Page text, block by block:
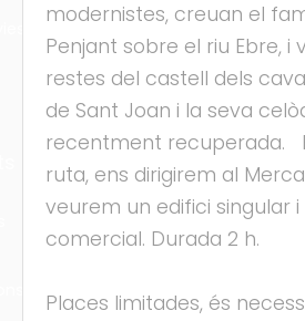
modernistes, creuan el
Penjant sobre el riu Ebre, i
restes del castell dels
de Sant Joan i la seva
recentment recuperada.
ruta, ens dirigirem al
veurem un edifici singular
comercial. Durada 2 h.
Places limitades, és